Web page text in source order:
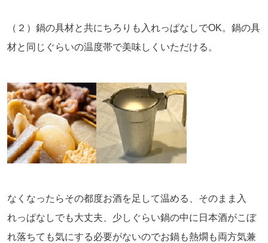
（２）鍋の具材と共にちろりも入れっぱなしでOK。鍋の具
材と同じぐらいの温度帯で美味しくいただける。
なくなったらその都度お酒を足して温める、そのまま入
れっぱなしでも大丈夫、少しぐらい鍋の中に日本酒がこぼ
れ落ちても気にする必要がないのでお鍋も熱燗も両方気兼